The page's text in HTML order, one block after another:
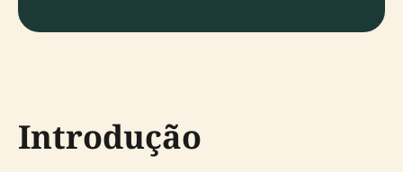
Introdução